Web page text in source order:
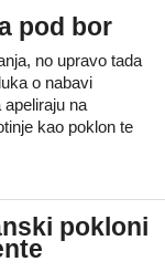
pod bor
no upravo tada
o nabavi
na
kao poklon te
pokloni